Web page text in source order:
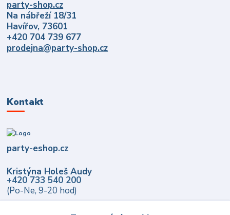
party-shop.cz
Na nábřeží 18/31
Havířov, 73601
+420 704 739 677
prodejna@party-shop.cz
Kontakt
party-eshop.cz
Kristýna Holeš Audy
+420 733 540 200
(Po-Ne, 9-20 hod)